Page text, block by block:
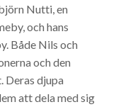
Nutti, en
och hans
Både Nils och
och den
Deras djupa
att dela med sig